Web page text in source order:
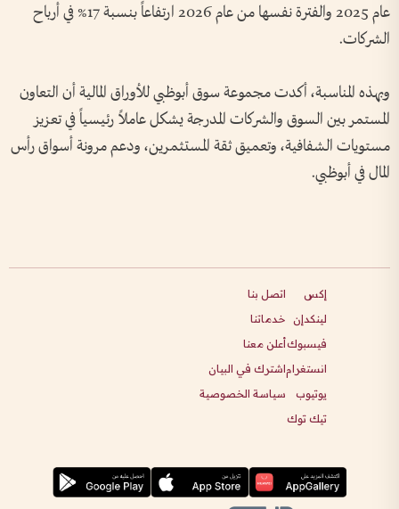
عام 2025 والفترة نفسها من عام 2026 ارتفاعاً بنسبة 17% في أرباح
الشركات.
وبهذه المناسبة، أكدت مجموعة سوق أبوظبي للأوراق المالية أن التعاون
المستمر بين السوق والشركات المدرجة يشكل عاملاً رئيسياً في تعزيز
مستويات الشفافية، وتعميق ثقة المستثمرين، ودعم مرونة أسواق رأس
المال في أبوظبي.
إكس
لينكدإن
فيسبوك
انستغرام
يوتيوب
تيك توك
اتصل بنا
خدماتنا
أعلن معنا
اشترك في البيان
سياسة الخصوصية